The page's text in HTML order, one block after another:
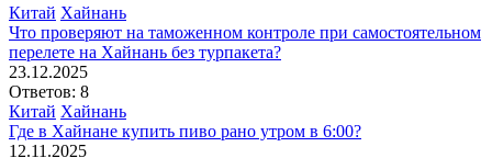
Китай Хайнань
Что проверяют на таможенном контроле при самостоятельном
перелете на Хайнань без турпакета?
23.12.2025
Ответов: 8
Китай Хайнань
Где в Хайнане купить пиво рано утром в 6:00?
12.11.2025